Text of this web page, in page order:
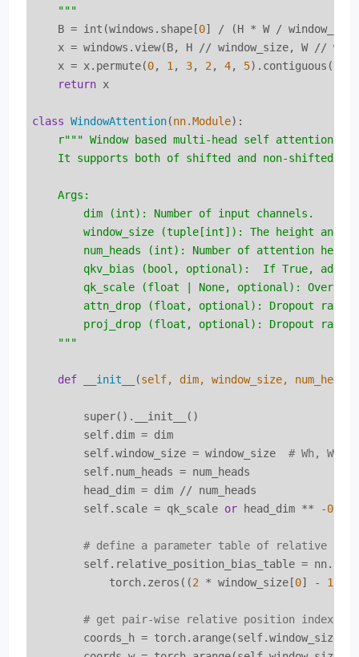
    """
    B = int(windows.shape[
0] / (H * W /
x = windows.view(B, H // window_size, W //
    x = x.permute(
0, 1 , 3, 2 , 4, 5
return x
class WindowAttention(nn.Module):
r""" Window based multi-head self attention
It supports both of shifted and non-shifted
    Args:
        dim (int): Number of input channels.
window_size (tuple[int]): The height and
        num_heads (int): Number of attention heads.
qkv_bias (bool, optional):  If True, add
qk_scale (float | None, optional):
attn_drop (float, optional): Dropout
proj_drop (float, optional): Dropout ratio
    """
def __init__ (self, dim, window_size,
        super().__init__()
        self.dim = dim
        self.window_size = window_size
# Wh, Ww
        self.num_heads = num_heads
        head_dim = dim // num_heads
        self.scale = qk_scale
or head_dim ** -0.5
# define a parameter table of relative
self.relative_position_bias_table =
            torch.zeros((
2 * window_size[0] - 1
# get pair-wise relative position index for
        coords_h = torch.arange(self.window_size[